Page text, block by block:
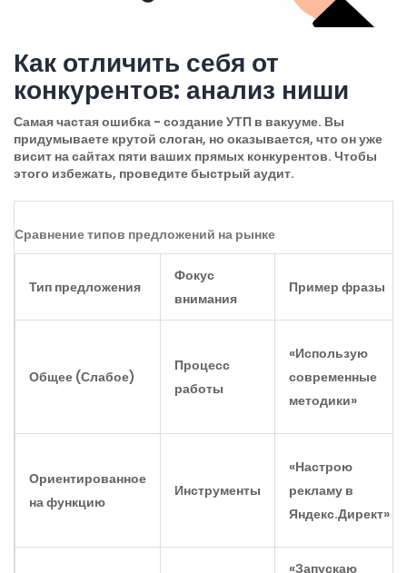
Как отличить себя от
конкурентов: анализ ниши
Самая частая ошибка - создание УТП в вакууме. Вы
придумываете крутой слоган, но оказывается, что он уже
висит на сайтах пяти ваших прямых конкурентов. Чтобы
этого избежать, проведите быстрый аудит.
Сравнение типов предложений на рынке
Тип предложения
Фокус
внимания
Пример фразы
Общее (Слабое)
Процесс
работы
«Использую
современные
методики»
Ориентированное
на функцию
Инструменты
«Настрою
рекламу в
Яндекс.Директ»
«Запускаю